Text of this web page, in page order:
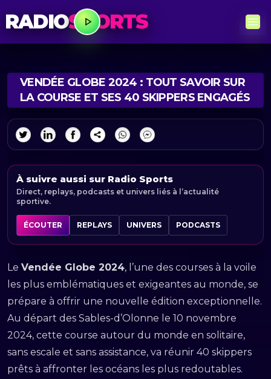
RADIOSPORTS
VENDÉE GLOBE 2024 : TOUT SAVOIR SUR
LA COURSE ET SES 40 SKIPPERS ENGAGÉS
À suivre aussi sur Radio Sports
Direct, replays, podcasts et univers liés à l’actualité
sportive.
ÉCOUTER REPLAYS UNIVERS PODCASTS
Le Vendée Globe 2024, l’une des courses à la voile
les plus emblématiques et exigeantes au monde, se
prépare à offrir une nouvelle édition exceptionnelle.
Au départ des Sables-d’Olonne le 10 novembre
2024, cette course autour du monde en solitaire,
sans escale et sans assistance, va réunir 40 skippers
prêts à affronter les océans les plus redoutables.